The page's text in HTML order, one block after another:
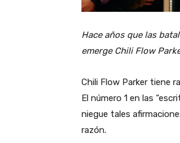
Hace años que las
emerge Chili Flow
Chili Flow Parker tiene
El número 1 en las
niegue tales
razón.